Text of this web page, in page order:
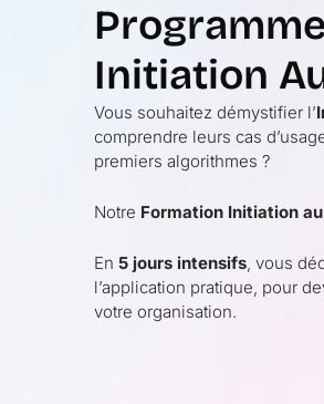
Initiation
Vous souhaitez démystifier l’
comprendre leurs cas
premiers algorithmes ?
Notre Formation Initiation
En 5 jours intensifs, vous
l’application pratique, pour
votre organisation.